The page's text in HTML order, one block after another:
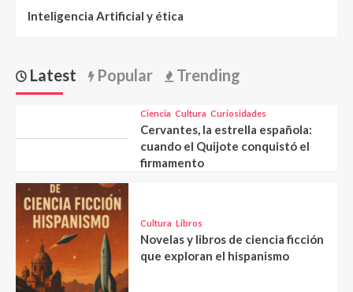
Inteligencia Artificial y ética
Latest Popular Trending
Ciencia Cultura Curiosidades
Cervantes, la estrella española:
cuando el Quijote conquistó el
firmamento
Cultura Libros
Novelas y libros de ciencia ficción
que exploran el hispanismo